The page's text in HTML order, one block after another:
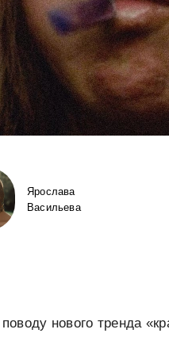
Ярослава
Васильева
нового тренда